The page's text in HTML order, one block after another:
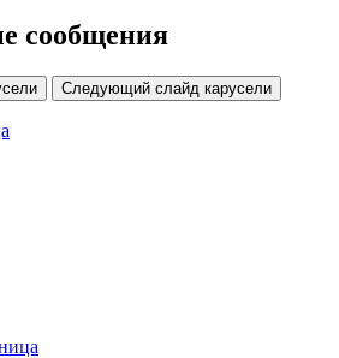
сообщения
Следующий слайд карусели